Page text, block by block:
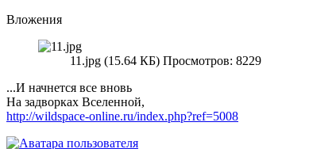
Вложения
11.jpg (15.64 КБ) Просмотров: 8229
...И начнется все вновь
На задворках Вселенной,
http://wildspace-online.ru/index.php?ref=5008